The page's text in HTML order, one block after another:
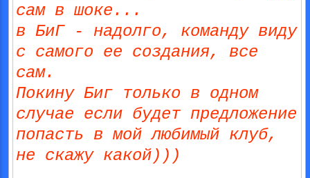
сам в шоке...
в БиГ - надолго, команду виду
с самого ее создания, все
сам.
Покину Биг только в одном
случае если будет предложение
попасть в мой любимый клуб,
не скажу какой)))